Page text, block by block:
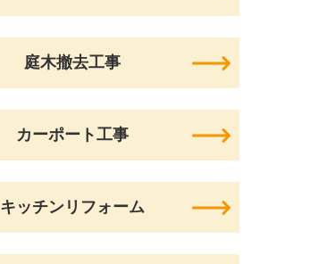
庭木撤去工事
カーポート工事
キッチンリフォーム